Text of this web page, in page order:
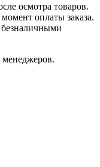
осмотра товаров.
оплаты заказа.